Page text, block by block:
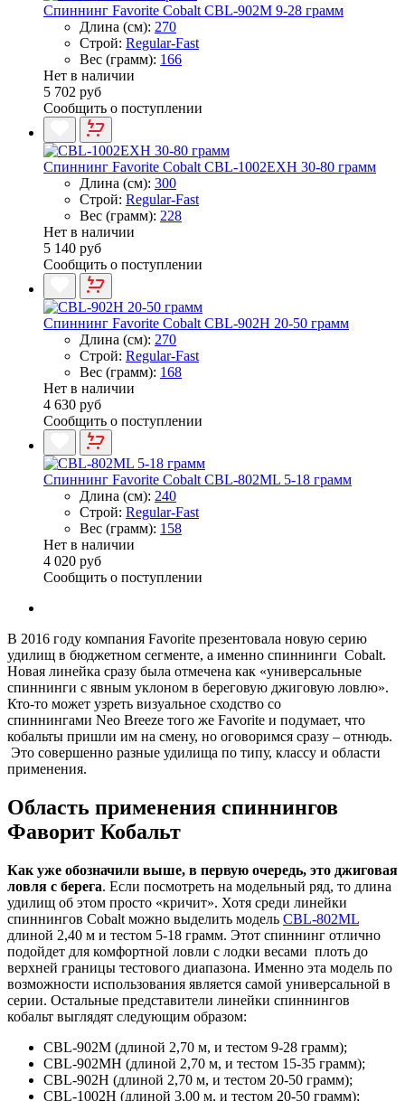
Спиннинг Favorite Cobalt CBL-902M 9-28 грамм
Длина (см): 270
Строй: Regular-Fast
Вес (грамм): 166
Нет в наличии
5 702 руб
Сообщить о поступлении
Спиннинг Favorite Cobalt CBL-1002EXH 30-80 грамм
Длина (см): 300
Строй: Regular-Fast
Вес (грамм): 228
Нет в наличии
5 140 руб
Сообщить о поступлении
Спиннинг Favorite Cobalt CBL-902H 20-50 грамм
Длина (см): 270
Строй: Regular-Fast
Вес (грамм): 168
Нет в наличии
4 630 руб
Сообщить о поступлении
Спиннинг Favorite Cobalt CBL-802ML 5-18 грамм
Длина (см): 240
Строй: Regular-Fast
Вес (грамм): 158
Нет в наличии
4 020 руб
Сообщить о поступлении
В 2016 году компания Favorite презентовала новую серию
удилищ в бюджетном сегменте, а именно спиннинги Cobalt.
Новая линейка сразу была отмечена как «универсальные
спиннинги с явным уклоном в береговую джиговую ловлю».
Кто-то может узреть визуальное сходство со
спиннингами Neo Breeze того же Favorite и подумает, что
кобальты пришли им на смену, но оговоримся сразу – отнюдь.
Это совершенно разные удилища по типу, классу и области
применения.
Область применения спиннингов
Фаворит Кобальт
Как уже обозначили выше, в первую очередь, это джиговая
ловля с берега. Если посмотреть на модельный ряд, то длина
удилищ об этом просто «кричит». Хотя среди линейки
спиннингов Cobalt можно выделить модель СВL-802ML
длиной 2,40 м и тестом 5-18 грамм. Этот спиннинг отлично
подойдет для комфортной ловли с лодки весами плоть до
верхней границы тестового диапазона. Именно эта модель по
возможности использования является самой универсальной в
серии. Остальные представители линейки спиннингов
кобальт выглядят следующим образом:
СBL-902M (длиной 2,70 м, и тестом 9-28 грамм);
СВL-902MH (длиной 2,70 м, и тестом 15-35 грамм);
СВL-902H (длиной 2,70 м, и тестом 20-50 грамм);
СВL-1002H (длиной 3,00 м, и тестом 20-50 грамм);